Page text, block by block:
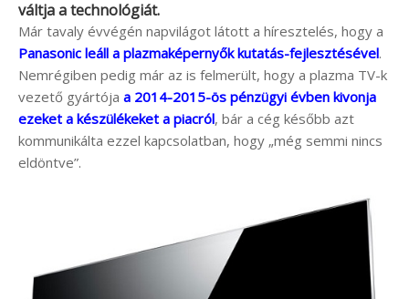
váltja a technológiát.
Már tavaly évvégén napvilágot látott a híresztelés, hogy a
Panasonic leáll a plazmaképernyők kutatás-fejlesztésével.
Nemrégiben pedig már az is felmerült, hogy a plazma TV-k
vezető gyártója a 2014-2015-ös pénzügyi évben kivonja
ezeket a készülékeket a piacról, bár a cég később azt
kommunikálta ezzel kapcsolatban, hogy „még semmi nincs
eldöntve”.